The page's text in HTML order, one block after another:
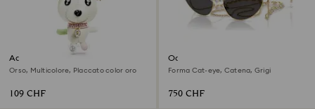
Accessorio per borse Teddy
Orso, Multicolore, Placcato color oro
109 CHF
Occhiali da sole
Forma Cat-eye, Catena, Grigi
750 CHF